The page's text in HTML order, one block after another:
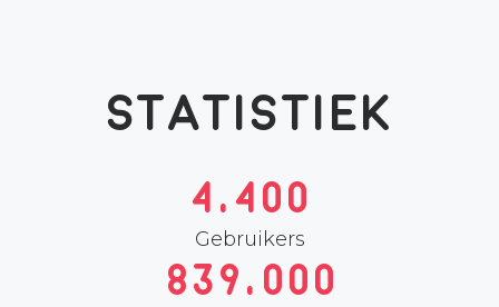
Statistiek
4,400
Gebruikers
839,000